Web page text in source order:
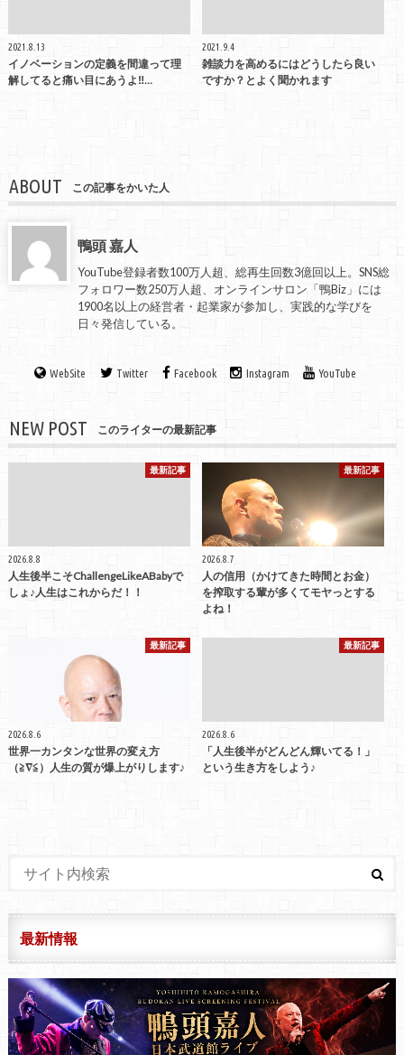
2021.8.13
イノベーションの定義を間違って理
解してると痛い目にあうよ‼…
2021.9.4
雑談力を高めるにはどうしたら良い
ですか？とよく聞かれます
ABOUT この記事をかいた人
鴨頭 嘉人
YouTube登録者数100万人超、総再生回数3億回以上。SNS総
フォロワー数250万人超、オンラインサロン「鴨Biz」には
1900名以上の経営者・起業家が参加し、実践的な学びを
日々発信している。
WebSite Twitter Facebook Instagram YouTube
NEW POST このライターの最新記事
最新記事
2026.8.8
人生後半こそChallengeLikeABabyで
しょ♪人生はこれからだ！！
最新記事
2026.8.7
人の信用（かけてきた時間とお金）
を搾取する輩が多くてモヤっとする
よね！
最新記事
2026.8.6
世界一カンタンな世界の変え方
（≧∇≦）人生の質が爆上がりします♪
最新記事
2026.8.6
「人生後半がどんどん輝いてる！」
という生き方をしよう♪
最新情報